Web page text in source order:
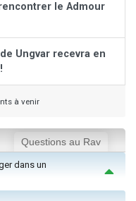
le Admour
Ungvar recevra en
à venir
Questions au Rav
dans un